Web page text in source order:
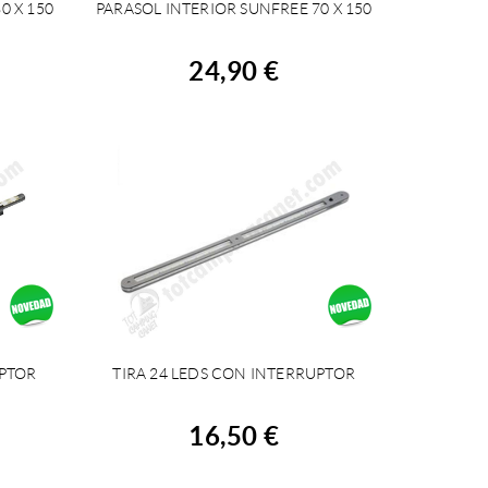
X 150 COMPRAR
PARASOL INTERIOR SUNFREE 70 X 150
24,90 €
COMPRAR
TIRA 24 LEDS CON INTERRUPTOR
16,50 €